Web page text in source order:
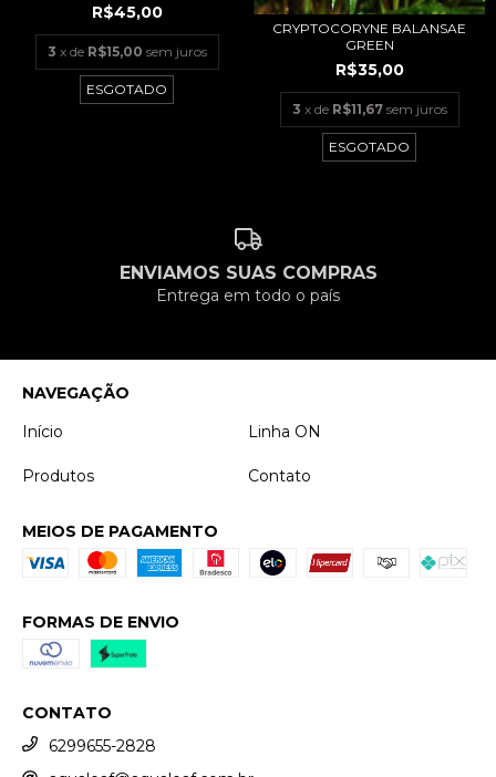
R$45,00
3 x de R$15,00 sem juros
ESGOTADO
CRYPTOCORYNE BALANSAE
GREEN
R$35,00
3 x de R$11,67 sem juros
ESGOTADO
ENVIAMOS SUAS COMPRAS
Entrega em todo o país
NAVEGAÇÃO
Início
Linha ON
Produtos Contato
MEIOS DE PAGAMENTO
FORMAS DE ENVIO
CONTATO
6299655-2828